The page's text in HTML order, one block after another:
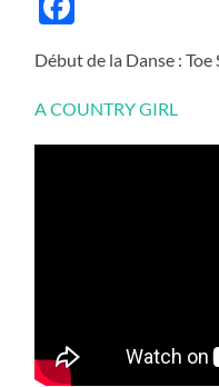
Début de la Danse :
A COUNTRY GIRL